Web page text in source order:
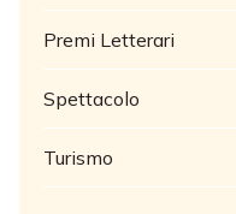
Premi Letterari
Spettacolo
Turismo